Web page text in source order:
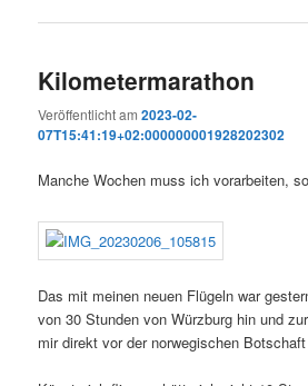
Kilometermarathon
Veröffentlicht am2023-02-
07T15:41:19+02:000000001928202302
Manche Wochen muss ich vorarbeiten,
Das mit meinen neuen Flügeln war
von 30 Stunden von Würzburg hin und
mir direkt vor der norwegischen Botschaft